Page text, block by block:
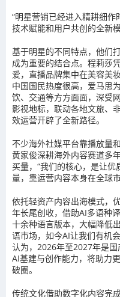
“明星营销已经进入精耕细作
技术赋能和用户共创的全新
基于明星的不同特点，他们
成为重要的结合点。程莉莎
爱，直播品牌集中在美容美
中国国民热度很高，爱马思
饮、交通等方方面面，深受
影视地标，联动各地文旅、
效运营开辟了全新路径。
不少海外社媒平台靠播放量
黄家俊深耕海外内容赛道多
买量，“我们的核心，是让
量，靠运营内容本身在全球
依托轻资产内容出海模式，
年长尾创收，借助AI多语种
十余种语言版本，大幅降低
语市场，如今AI让我们有机
认为，2026年至2027年是
AI基建与创作能力，将助力
破圈。
传统文化借助数字化内容完